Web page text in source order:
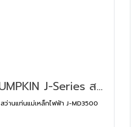
PUMPKIN J-Series สว่านแท่นแม่เหล็กไฟฟ้า J-MD3500 (50139)
สว่านแท่นแม่เหล็กไฟฟ้า J-MD3500